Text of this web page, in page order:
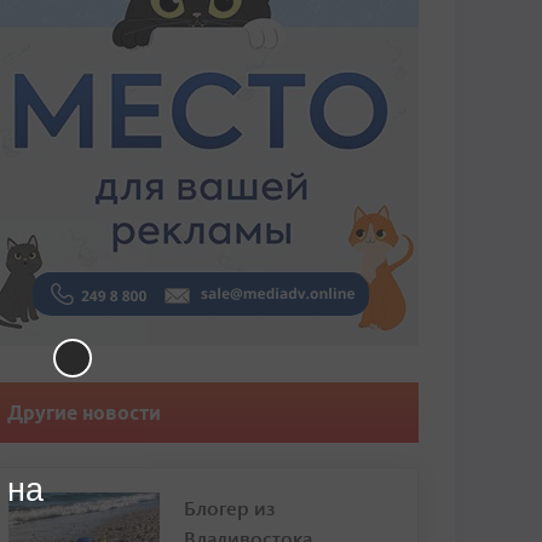
Другие новости
Блогер из